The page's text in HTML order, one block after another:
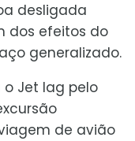
desligada
dos efeitos do
generalizado.
o Jet lag pelo
de avião